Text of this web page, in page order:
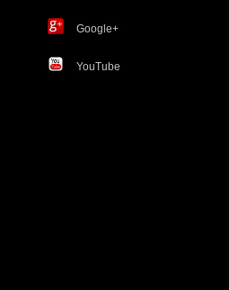
Google+
YouTube